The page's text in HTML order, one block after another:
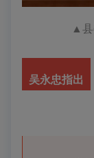
▲
吴永忠指出